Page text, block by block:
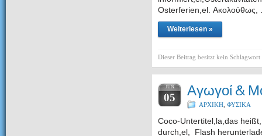
Osterferien,el.
Weiterlesen »
Dieser Beitrag besitzt kein Schlagwort
JUN
05 Αγωγοί &
ΑΡΧΙΚΗ ΦΥΣΙΚΑ
Coco-Untertitel,la,das
durch,el, Flash